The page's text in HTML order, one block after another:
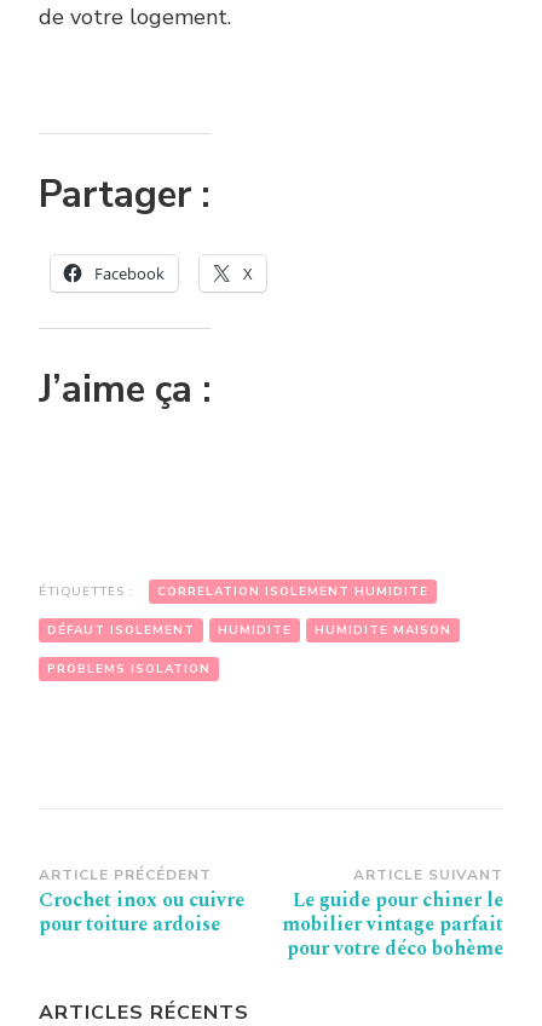
de votre logement.
Partager :
Facebook X
J’aime ça :
ÉTIQUETTES : CORRELATION ISOLEMENT HUMIDITE
DÉFAUT ISOLEMENT HUMIDITE HUMIDITE MAISON
PROBLEMS ISOLATION
Navigation
d’article
ARTICLE PRÉCÉDENT
Crochet inox ou cuivre
pour toiture ardoise
ARTICLE SUIVANT
Le guide pour chiner le
mobilier vintage parfait
pour votre déco bohème
ARTICLES RÉCENTS